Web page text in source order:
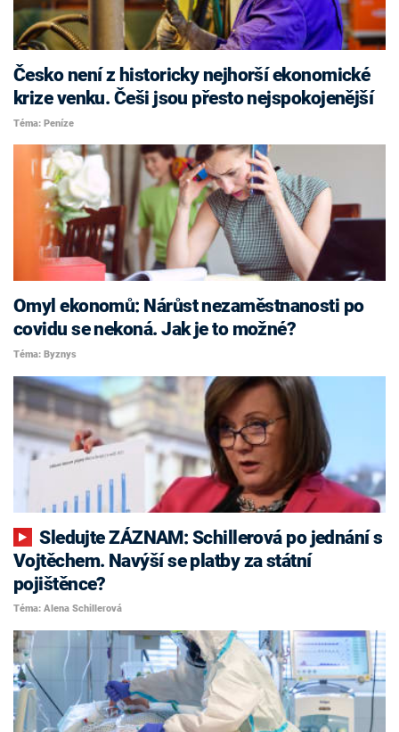
Česko není z historicky nejhorší ekonomické
krize venku. Češi jsou přesto nejspokojenější
Téma: Peníze
Omyl ekonomů: Nárůst nezaměstnanosti po
covidu se nekoná. Jak je to možné?
Téma: Byznys
Sledujte ZÁZNAM: Schillerová po jednání s
Vojtěchem. Navýší se platby za státní
pojištěnce?
Téma: Alena Schillerová